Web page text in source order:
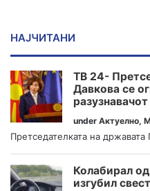
НАЈЧИТАНИ
ТВ 24-
Давкова се
under Актуелно,
Претседателката на
Колабирал
изгубил